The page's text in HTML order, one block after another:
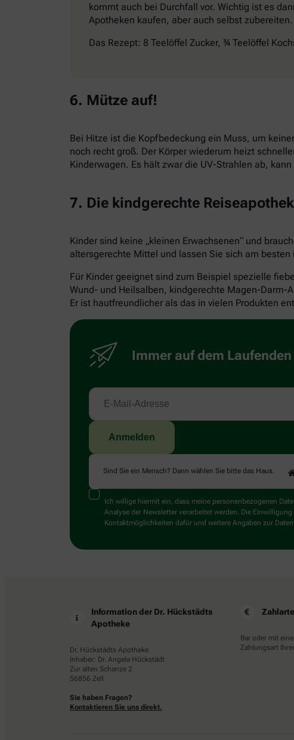
kommt auch bei Durchfall vor. Wichtig ist es
Apotheken kaufen, aber auch selbst zubereiten.
Das Rezept: 8 Teelöffel Zucker, ¾ Teelöffel
6. Mütze auf!
Bei Hitze ist die Kopfbedeckung ein Muss, um
noch recht groß. Der Körper wiederum heizt
Kinderwagen. Es hält zwar die UV-Strahlen ab,
7. Die kindgerechte
Kinder sind keine „kleinen Erwachsenen“ und
altersgerechte Mittel und lassen Sie sich am besten
Für Kinder geeignet sind zum Beispiel spezielle
Wund- und Heilsalben, kindgerechte Magen-Darm-
Er ist hautfreundlicher als das in vielen Produkten
Immer auf dem
Sind Sie ein Mensch? Dann wählen Sie bitte das Haus
Sie
ein
Ich willige hiermit ein, dass meine personenbezogenen
Analyse der Newsletter verarbeitet werden. Die
Kontaktmöglichkeiten dafür und weitere Angaben zur
Information der Dr. Hückstädts
Apotheke
Dr. Hückstädts Apotheke
Inhaber: Dr. Angela Hückstädt
Zur alten Schanze 2
56856 Zell
Sie haben Fragen?
Kontaktieren Sie uns direkt.
Bar oder mit
Zahlungsart